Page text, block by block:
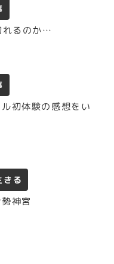
れるのか…
初体験の感想をい
きる
神宮